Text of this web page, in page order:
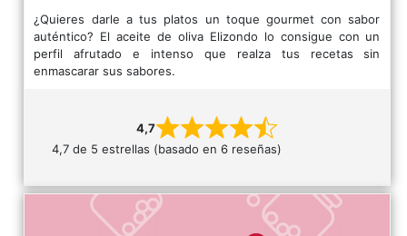
¿Quieres darle a tus platos un toque gourmet con sabor
auténtico? El aceite de oliva Elizondo lo consigue con un
perfil afrutado e intenso que realza tus recetas sin
enmascarar sus sabores.
4,7
4,7 de 5 estrellas (basado en 6 reseñas)